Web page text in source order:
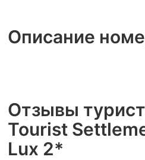
Описание
Отзывы
Tourist
Lux 2*